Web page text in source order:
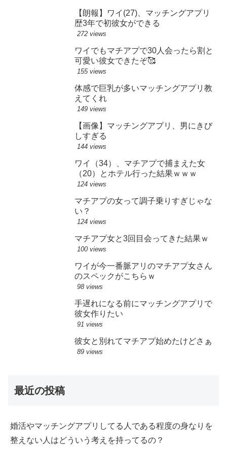
【朗報】ワイ(27)、マッチングアプリ
歴3年で初彼女ができる
272 views
ワイでもマチアプで30人会ったら割と
可愛い彼女できたぞ🥰
155 views
体感で巨乳が多いマッチングアプリ教
えてくれ
149 views
【画像】マッチングアプリ、男にきび
しすぎる
144 views
ワイ（34）、マチアプで捕まえた女
（20）とホテル行った結果ｗｗｗ
124 views
マチアプの女って調子乗りすぎじゃな
い？
124 views
マチアプ女と3回目会ってきた結果ｗ
100 views
ワイが今一番脈アリのマチアプ女さん
のスペックがこちらｗ
98 views
手遅れになる前にマッチングアプリで
彼女作りたい
91 views
彼女と別れてマチアプ始めたけどさぁ
89 views
最近の投稿
婚活やマッチングアプリしてる人である程度の身なりを
整えない人はどういう考えを持ってるの？